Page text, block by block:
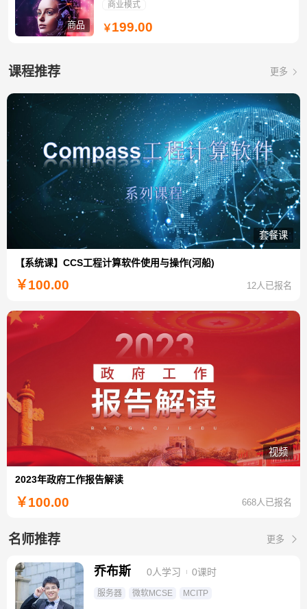
商品
商业模式
￥199.00
课程推荐 更多
套餐课
【系统课】CCS工程计算软件使用与操作(河船)
￥100.00 12人已报名
视频
2023年政府工作报告解读
￥100.00 668人已报名
名师推荐 更多
乔布斯 0人学习 0课时
服务器 微软MCSE MCITP